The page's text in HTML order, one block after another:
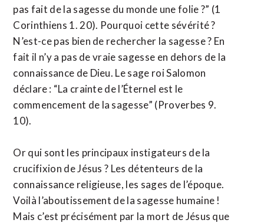
pas fait de la sagesse du monde une folie ?” (1
Corinthiens 1. 20). Pourquoi cette sévérité ?
N’est-ce pas bien de rechercher la sagesse ? En
fait il n’y a pas de vraie sagesse en dehors de la
connaissance de Dieu. Le sage roi Salomon
déclare : “La crainte de l’Éternel est le
commencement de la sagesse” (Proverbes 9.
10).
Or qui sont les principaux instigateurs de la
crucifixion de Jésus ? Les détenteurs de la
connaissance religieuse, les sages de l’époque.
Voilà l’aboutissement de la sagesse humaine !
Mais c’est précisément par la mort de Jésus que